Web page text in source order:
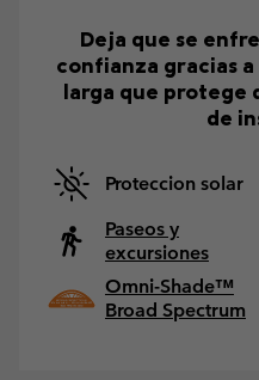
Deja que se
confianza gracias
larga que protege
de
Proteccion solar
Paseos y
excursiones
Omni-Shade™
Broad Spectrum